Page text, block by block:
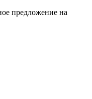
предложение на